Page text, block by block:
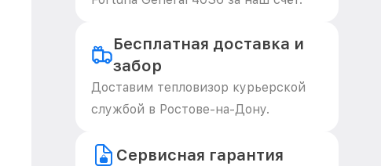
Бесплатная доставка и
забор
Доставим тепловизор курьерской
службой в Ростове-на-Дону.
Сервисная гарантия